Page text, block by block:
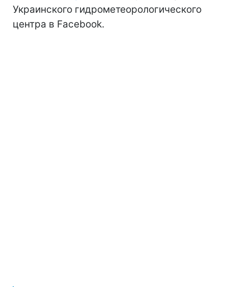
Украинского гидрометеорологического
центра в Facebook.